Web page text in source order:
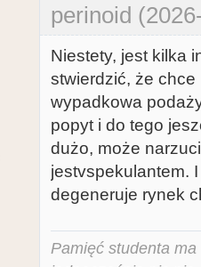
perinoid
Niestety, jest kilka
stwierdzić, że
wypadkowa
popyt i do tego
dużo, może
jestvspekulantem.
degeneruje rynek
Pamięć studenta